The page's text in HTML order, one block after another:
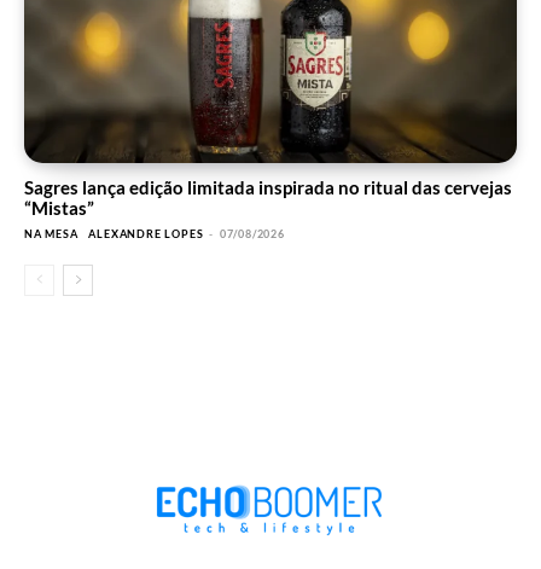
Sagres lança edição limitada inspirada no ritual das cervejas
“Mistas”
NA MESA ALEXANDRE LOPES - 07/08/2026